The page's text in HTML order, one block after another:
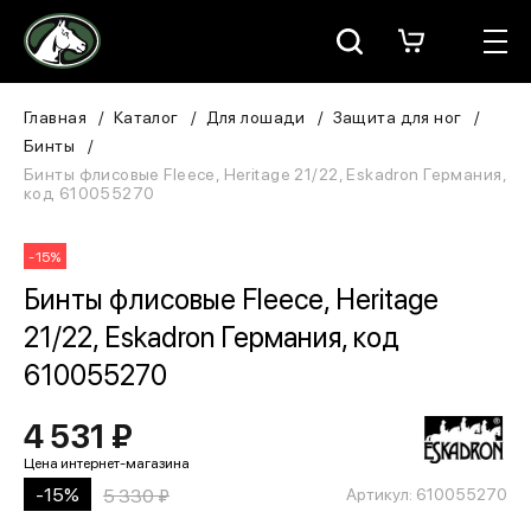
Москва
Для всадника
ЗООТОВАРЫ
Для собаки
Сувениры/Подарки
Главная Каталог Для лошади
Защита для ног
Бинты
Бинты флисовые Fleece, Heritage 21/22, Eskadron Германия,
код 610055270
-15%
Бинты флисовые Fleece, Heritage
21/22, Eskadron Германия, код
610055270
Артикул: 610055270
4 531 ₽
-15% 5 330 ₽